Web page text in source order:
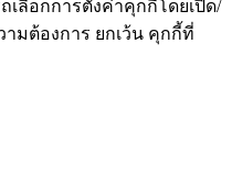
ลือกการตั้งค่าคุกกี้โดยเปิด/
มต้องการ ยกเว้น คุกกี้ที่